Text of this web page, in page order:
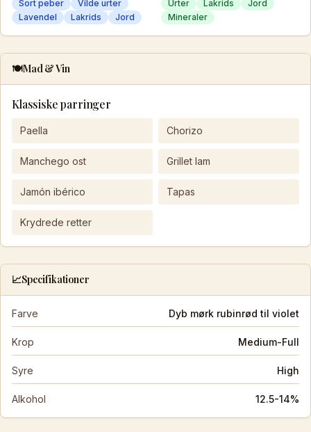
Sort peber
Vilde urter
Lavendel
Lakrids Jord
Urter
Lakrids
Jord
Mineraler
🍽️Mad & Vin
Klassiske parringer
Paella Chorizo
Manchego ost Grillet lam
Jamón ibérico Tapas
Krydrede retter
📈Specifikationer
Farve Dyb mørk rubinrød til violet
Krop Medium-Full
Syre High
Alkohol 12.5-14%